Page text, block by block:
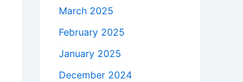
March 2025
February 2025
January 2025
December 2024